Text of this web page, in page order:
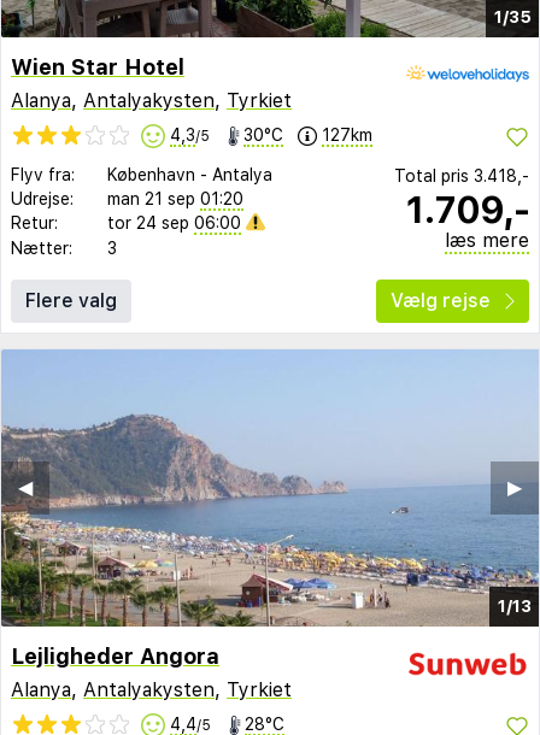
1/35
Wien Star Hotel
Alanya, Antalyakysten, Tyrkiet
4,3/5 30°C 127km
Flyv fra: København - Antalya
Udrejse:
man 21 sep 01:20
Retur:
tor 24 sep 06:00
Nætter:
3
Total pris 3.418,-
1.709,-
læs mere
Flere valg Vælg rejse
1/13
▶︎
◀︎
Lejligheder Angora
Alanya, Antalyakysten, Tyrkiet
4,4/5 28°C